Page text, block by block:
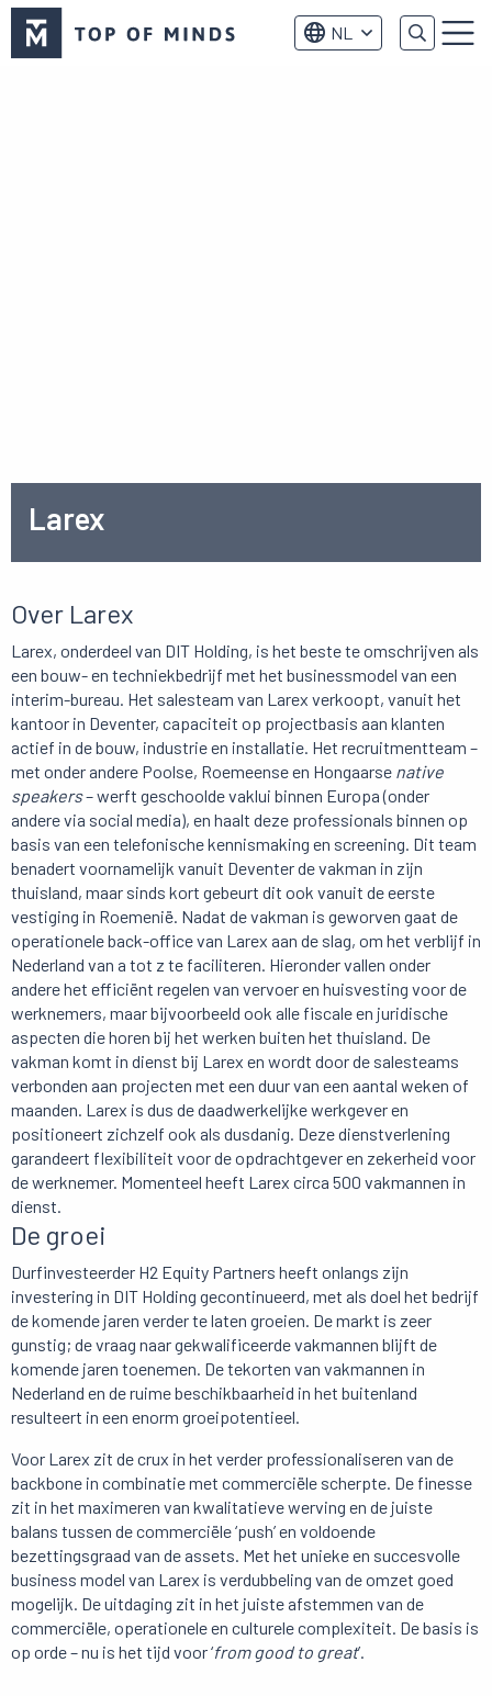
of
NL Menu
Larex
Over Larex
Larex, onderdeel van DIT Holding, is het beste te omschrijven als
een bouw- en techniekbedrijf met het businessmodel van een
interim-bureau. Het salesteam van Larex verkoopt, vanuit het
kantoor in Deventer, capaciteit op projectbasis aan klanten
actief in de bouw, industrie en installatie. Het recruitmentteam –
met onder andere Poolse, Roemeense en Hongaarse native
speakers– werft geschoolde vaklui binnen Europa (onder
andere via social media), en haalt deze professionals binnen op
basis van een telefonische kennismaking en screening. Dit team
benadert voornamelijk vanuit Deventer de vakman in zijn
thuisland, maar sinds kort gebeurt dit ook vanuit de eerste
vestiging in Roemenië. Nadat de vakman is geworven gaat de
operationele back-office van Larex aan de slag, om het verblijf in
Nederland van a tot z te faciliteren. Hieronder vallen onder
andere het efficiënt regelen van vervoer en huisvesting voor de
werknemers, maar bijvoorbeeld ook alle fiscale en juridische
aspecten die horen bij het werken buiten het thuisland. De
vakman komt in dienst bij Larex en wordt door de salesteams
verbonden aan projecten met een duur van een aantal weken of
maanden. Larex is dus de daadwerkelijke werkgever en
positioneert zichzelf ook als dusdanig. Deze dienstverlening
garandeert flexibiliteit voor de opdrachtgever en zekerheid voor
de werknemer. Momenteel heeft Larex circa 500 vakmannen in
dienst.
De groei
Durfinvesteerder H2 Equity Partners heeft onlangs zijn
investering in DIT Holding gecontinueerd, met als doel het bedrijf
de komende jaren verder te laten groeien. De markt is zeer
gunstig; de vraag naar gekwalificeerde vakmannen blijft de
komende jaren toenemen. De tekorten van vakmannen in
Nederland en de ruime beschikbaarheid in het buitenland
resulteert in een enorm groeipotentieel.
Voor Larex zit de crux in het verder professionaliseren van de
backbone in combinatie met commerciële scherpte. De finesse
zit in het maximeren van kwalitatieve werving en de juiste
balans tussen de commerciële ‘push’ en voldoende
bezettingsgraad van de assets. Met het unieke en succesvolle
business model van Larex is verdubbeling van de omzet goed
mogelijk. De uitdaging zit in het juiste afstemmen van de
commerciële, operationele en culturele complexiteit. De basis is
op orde – nu is het tijd voor ‘from good to great’.